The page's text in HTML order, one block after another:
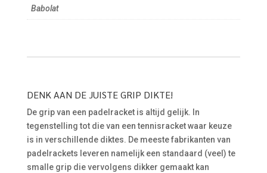
Babolat
DENK AAN DE JUISTE GRIP DIKTE!
De grip van een padelracket is altijd gelijk. In
tegenstelling tot die van een tennisracket waar keuze
is in verschillende diktes. De meeste fabrikanten van
padelrackets leveren namelijk een standaard (veel) te
smalle grip die vervolgens dikker gemaakt kan